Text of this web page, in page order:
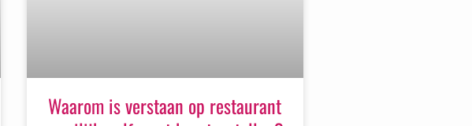
Waarom is verstaan op restaurant